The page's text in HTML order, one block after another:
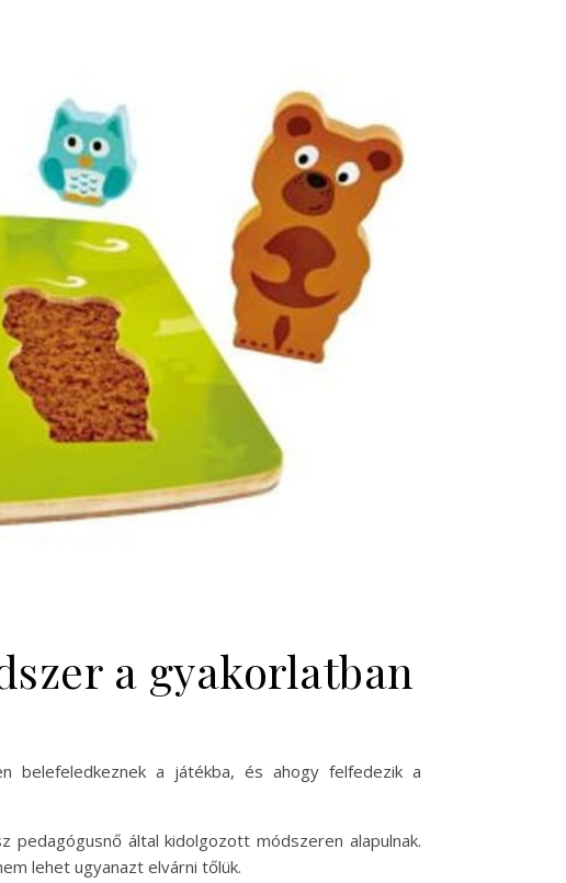
a gyakorlatban
belefeledkeznek a játékba, és ahogy felfedezik a
pedagógusnő által kidolgozott módszeren alapulnak.
lehet ugyanazt elvárni tőlük.